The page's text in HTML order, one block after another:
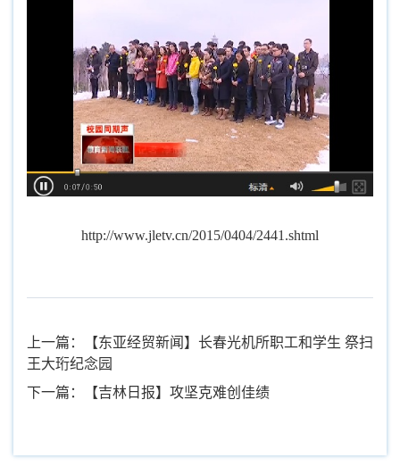
http://www.jletv.cn/2015/0404/2441.shtml
上一篇：【东亚经贸新闻】长春光机所职工和学生 祭扫
王大珩纪念园
下一篇：【吉林日报】攻坚克难创佳绩